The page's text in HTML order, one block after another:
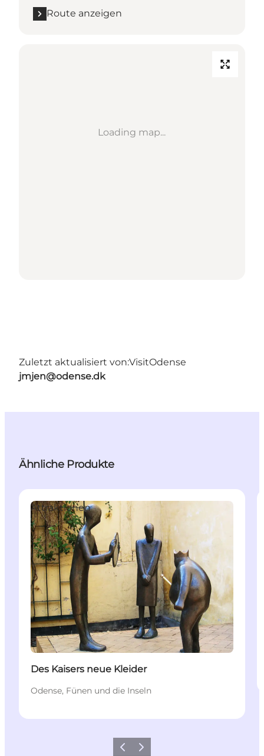
Route anzeigen
Loading map...
Zuletzt aktualisiert von:VisitOdense
jmjen@odense.dk
Ähnliche Produkte
Attraktionen
Des Kaisers neue Kleider
Odense, Fünen und die Inseln
ZurückWeiter